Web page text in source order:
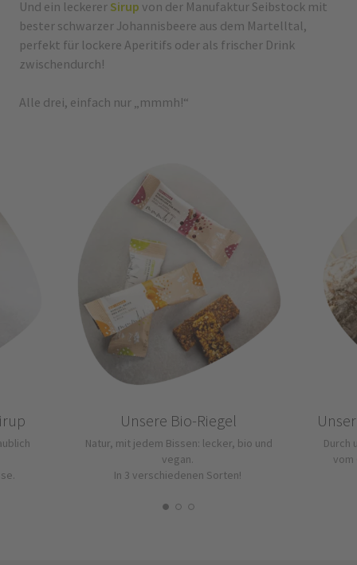
Und ein leckerer Sirup von der Manufaktur Seibstock mit
bester schwarzer Johannisbeere aus dem Martelltal,
perfekt für lockere Aperitifs oder als frischer Drink
zwischendurch!
Alle drei, einfach nur „mmmh!“
Unsere Bio-Riegel
Natur, mit jedem Bissen: lecker, bio und
vegan.
In 3 verschiedenen Sorten!
Durch
vom